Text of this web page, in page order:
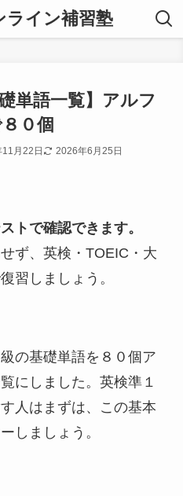
ライン補習塾
単語一覧】アルフ
０個
月22日 2026年6月25日
トで確認できます。
ず、英検・TOEIC・大
習しましょう。
の基礎単語を８０個ア
にしました。英検準１
人はまずは、この基本
しましょう。